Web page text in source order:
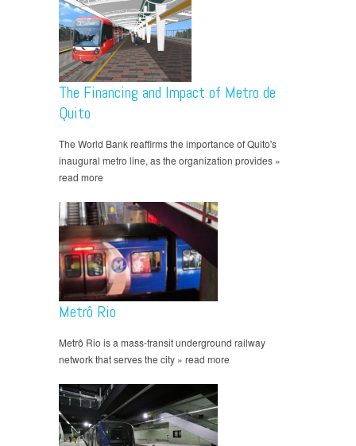
The Financing and Impact of Metro de
Quito
The World Bank reaffirms the importance of Quito's
inaugural metro line, as the organization provides »
read more
Metrô Rio
Metrô Rio is a mass-transit underground railway
network that serves the city » read more